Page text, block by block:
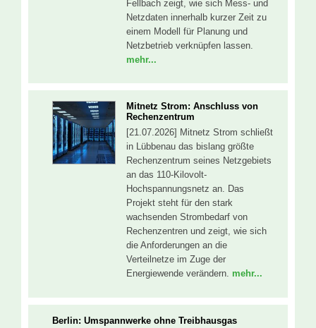
Fellbach zeigt, wie sich Mess- und
Netzdaten innerhalb kurzer Zeit zu
einem Modell für Planung und
Netzbetrieb verknüpfen lassen.
mehr...
Mitnetz Strom: Anschluss von
Rechenzentrum
[21.07.2026] Mitnetz Strom schließt
in Lübbenau das bislang größte
Rechenzentrum seines Netzgebiets
an das 110-Kilovolt-
Hochspannungsnetz an. Das
Projekt steht für den stark
wachsenden Strombedarf von
Rechenzentren und zeigt, wie sich
die Anforderungen an die
Verteilnetze im Zuge der
Energiewende verändern. mehr...
Berlin: Umspannwerke ohne Treibhausgas